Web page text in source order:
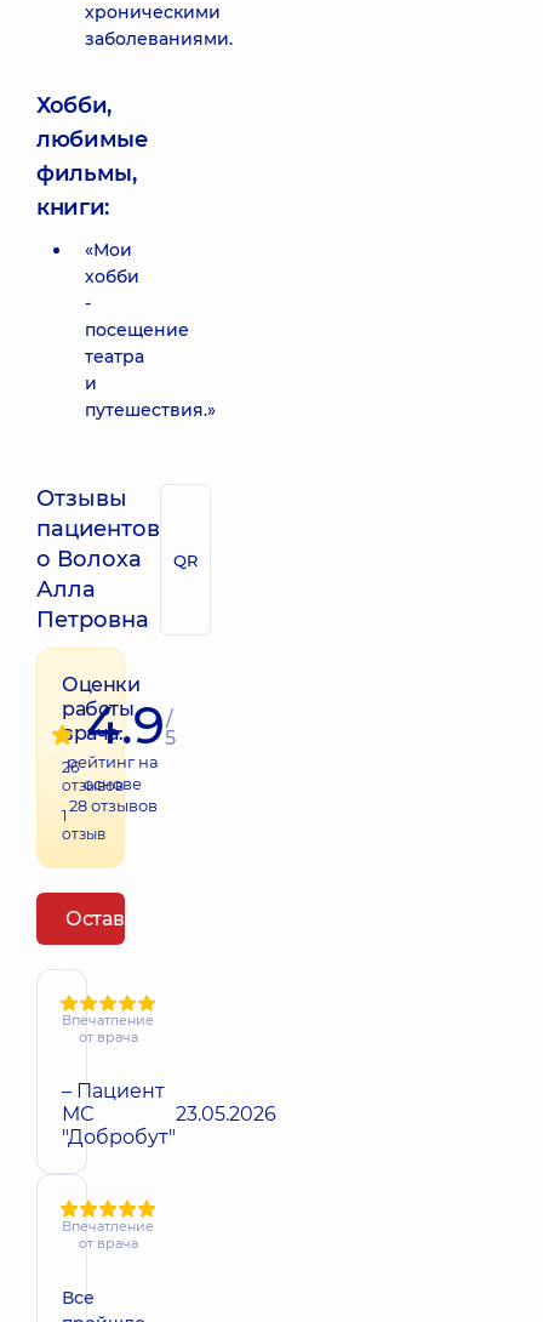
хроническими
заболеваниями.
Хобби,
любимые
фильмы,
книги:
«Мои
хобби
-
посещение
театра
и
путешествия.»
Отзывы
пациентов
о Волоха
Алла
Петровна
QR
Оценки
работы
врача:
26
отзывов
1
отзыв
4.9/
5
рейтинг на
основе
28отзывов
Оставить отзыв
Впечатление
от врача
– Пациент
МС
"Добробут"
23.05.2026
Впечатление
от врача
Все